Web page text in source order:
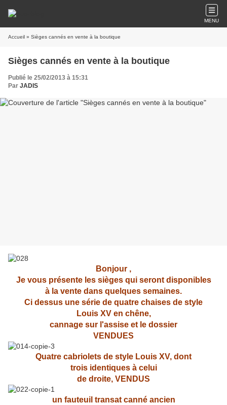
MENU
Accueil » Sièges cannés en vente à la boutique
Sièges cannés en vente à la boutique
Publié le 25/02/2013 à 15:31
Par JADIS
Bonjour ,
Je vous présente les sièges qui seront disponibles
à la vente dans quelques semaines.
Ci dessus une série de quatre chaises de style
Louis XV en chêne,
cannage sur l'assise et le dossier
VENDUES
Quatre cabriolets de style Louis XV, dont
trois identiques à celui
de droite, VENDUS
un fauteuil transat canné ancien